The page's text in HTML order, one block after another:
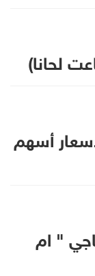
لحانا)
أسهم
" ام